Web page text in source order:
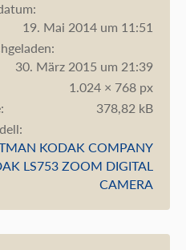
19. Mai 2014 um 11:51
30. März 2015 um 21:39
1.024 × 768 px
378,82 kB
KODAK COMPANY
LS753 ZOOM DIGITAL
CAMERA